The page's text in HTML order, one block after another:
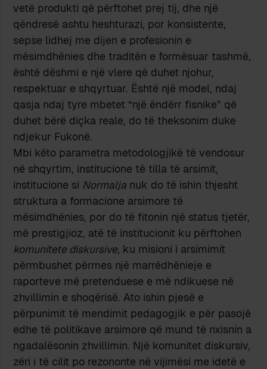
vetë produkti që përftohet prej tij, dhe një
qëndresë ashtu heshturazi, por konsistente,
sepse lidhej me dijen e profesionin e
mësimdhënies dhe traditën e formësuar tashmë,
është dëshmi e një vlere që duhet njohur,
respektuar e shqyrtuar. Është një model, ndaj
qasja ndaj tyre mbetet “një ëndërr fisnike” që
duhet bërë diçka reale, do të theksonim duke
ndjekur Fukonë.
Mbi këto parametra metodologjikë të vendosur
në shqyrtim, institucione të tilla të arsimit,
institucione si Normalja nuk do të ishin thjesht
struktura a formacione arsimore të
mësimdhënies, por do të fitonin një status tjetër,
më prestigjioz, atë të institucionit ku përftohen
komunitete diskursive, ku misioni i arsimimit
përmbushet përmes një marrëdhënieje e
raporteve më pretenduese e më ndikuese në
zhvillimin e shoqërisë. Ato ishin pjesë e
përpunimit të mendimit pedagogjik e për pasojë
edhe të politikave arsimore që mund të nxisnin a
ngadalësonin zhvillimin. Një komunitet diskursiv,
zëri i të cilit po rezononte në vijimësi me idetë e